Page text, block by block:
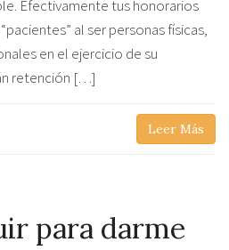
Efectivamente tus honorarios
al ser personas físicas,
en el ejercicio de su
retención […]
Leer Más
para darme